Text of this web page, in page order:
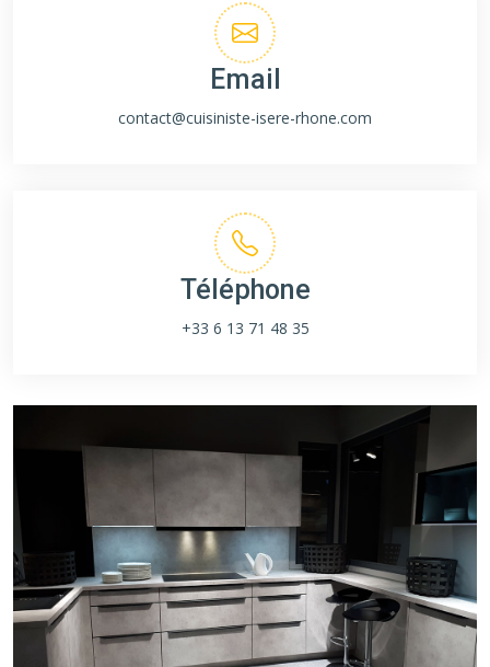
Email
contact@cuisiniste-isere-rhone.com
Téléphone
+33 6 13 71 48 35